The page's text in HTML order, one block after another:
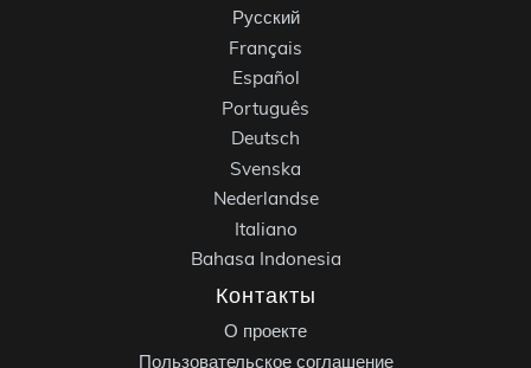
Русский
Français
Español
Português
Deutsch
Svenska
Nederlandse
Italiano
Bahasa Indonesia
Контакты
О проекте
Пользовательское соглашение